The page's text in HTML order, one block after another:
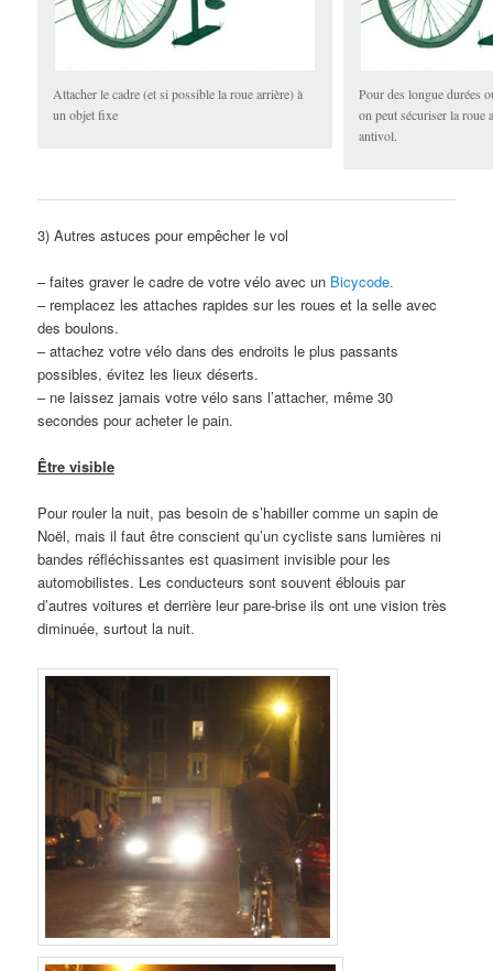
Attacher le cadre (et si possible la roue arrière) à
un objet fixe
Pour des longue durées
on peut sécuriser la roue
antivol.
3) Autres astuces pour empêcher le vol
– faites graver le cadre de votre vélo avec un Bicycode.
– remplacez les attaches rapides sur les roues et la selle avec
des boulons.
– attachez votre vélo dans des endroits le plus passants
possibles, évitez les lieux déserts.
– ne laissez jamais votre vélo sans l’attacher, même 30
secondes pour acheter le pain.
Être visible
Pour rouler la nuit, pas besoin de s’habiller comme un sapin de
Noël, mais il faut être conscient qu’un cycliste sans lumières ni
bandes réfléchissantes est quasiment invisible pour les
automobilistes. Les conducteurs sont souvent éblouis par
d’autres voitures et derrière leur pare-brise ils ont une vision très
diminuée, surtout la nuit.